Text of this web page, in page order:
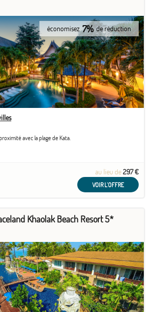
économisez 7% de réduction
avec la plage de Kata.
au lieu de297 €
VOIR L'OFFRE
Khaolak Beach Resort 5*